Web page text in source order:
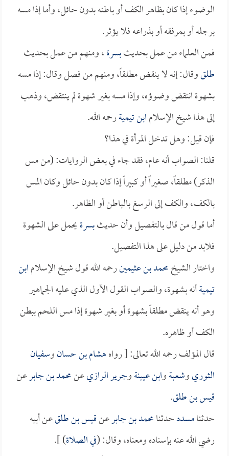
الوضوء إذا كان بظاهر الكف أو باطنه بدون حائل، وأما إذا مسه
برجله أو بمرفقه أو بذراعه فلا يؤثر.
فمن العلماء من عمل بحديثبسرة، ومنهم من عمل بحديث
طلقوقال: إنه لا ينقض مطلقاً، ومنهم من فصل وقال: إذا مسه
بشهوة انتقض وضوؤه، وإذا مسه بغير شهوة لم ينتقض، وذهب
إلى هذا شيخ الإسلامابن تيميةرحمه الله.
فإن قيل: وهل تدخل المرأة في هذا؟
قلنا: الصواب أنه عام، فقد جاء في بعض الروايات: (من مس
الذكر) مطلقاً، صغيراً أو كبيراً إذا كان بدون حائل وكان المس
بالكف، والكف إلى الرسغ بالباطن أو الظاهر.
أما قول من قال بالتفصيل وأن حديثبسرةيحمل على الشهوة
فلابد من دليل على هذا التفصيل.
واختار الشيخمحمد بن عثيمينرحمه الله قول شيخ الإسلامابن
تيميةأنه بشهوة، والصواب القول الأول الذي عليه الجماهير
وهو أنه ينقض مطلقاً بشهوة أو بغير شهوة إذا مس اللحم ببطن
الكف أو ظاهره.
قال المؤلف رحمه الله تعالى: [ رواههشام بن حسانوسفيان
الثوريوشعبةوابن عيينةوجرير الرازيعنمحمد بن جابرعن
قيس بن طلق.
حدثنامسددحدثنامحمد بن جابرعنقيس بن طلقعن أبيه
رضي الله عنه بإسناده ومعناه، وقال: (في الصلاة) ].